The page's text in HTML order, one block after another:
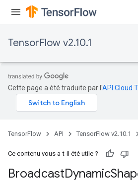
TensorFlow v2.10.1
Cette page a été traduite par l'API Cloud
TensorFlow API TensorFlow v2.10.1
Ce contenu vous a-t-il été utile ?
BroadcastDynamic